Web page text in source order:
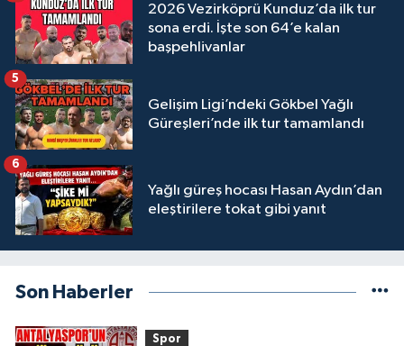
2026 Vezirköprü Kunduz’da ilk tur
sona erdi. İşte son 64’e kalan
başpehlivanlar
Gelişim Ligi’ndeki Gökbel Yağlı
Güreşleri’nde ilk tur tamamlandı
5
Yağlı güreş hocası Hasan Aydın’dan
eleştirilere tokat gibi yanıt
6
Son Haberler
Spor